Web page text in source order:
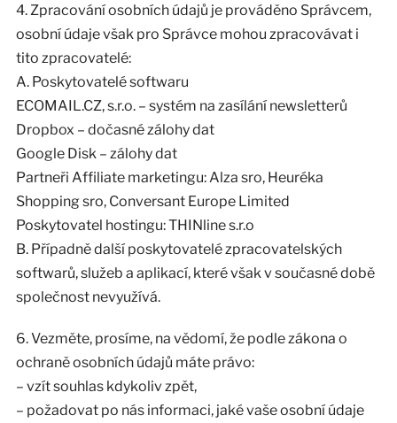
4. Zpracování osobních údajů je prováděno Správcem,
osobní údaje však pro Správce mohou zpracovávat i
tito zpracovatelé:
A. Poskytovatelé softwaru
ECOMAIL.CZ, s.r.o. – systém na zasílání newsletterů
Dropbox – dočasné zálohy dat
Google Disk – zálohy dat
Partneři Affiliate marketingu: Alza sro, Heuréka
Shopping sro, Conversant Europe Limited
Poskytovatel hostingu: THINline s.r.o
B. Případně další poskytovatelé zpracovatelských
softwarů, služeb a aplikací, které však v současné době
společnost nevyužívá.
6. Vezměte, prosíme, na vědomí, že podle zákona o
ochraně osobních údajů máte právo:
– vzít souhlas kdykoliv zpět,
– požadovat po nás informaci, jaké vaše osobní údaje